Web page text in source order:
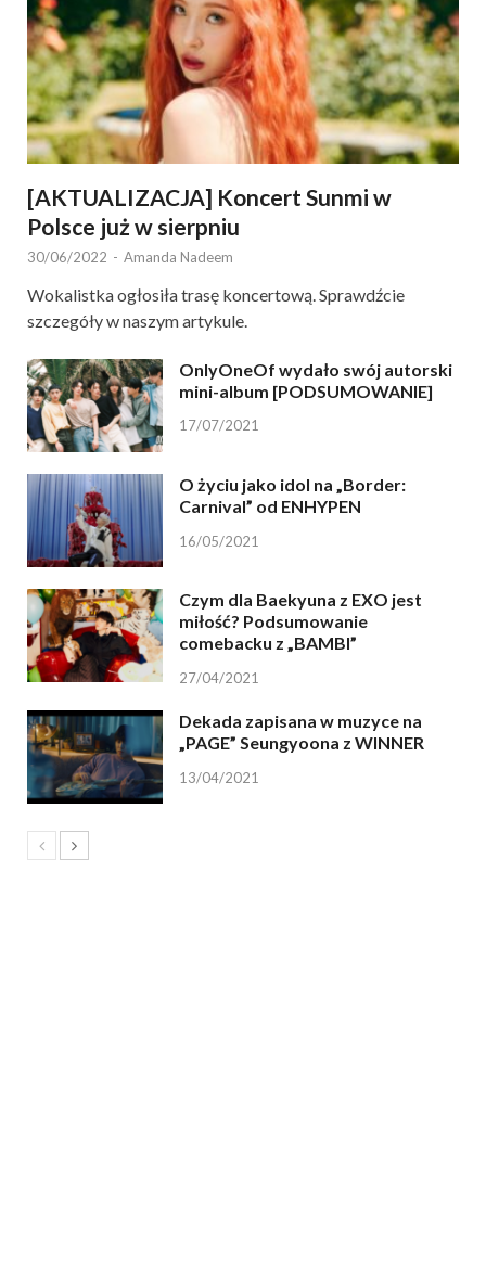
[AKTUALIZACJA] Koncert Sunmi w
Polsce już w sierpniu
30/06/2022 - Amanda Nadeem
Wokalistka ogłosiła trasę koncertową. Sprawdźcie
szczegóły w naszym artykule.
OnlyOneOf wydało swój autorski
mini-album [PODSUMOWANIE]
17/07/2021
O życiu jako idol na „Border:
Carnival” od ENHYPEN
16/05/2021
Czym dla Baekyuna z EXO jest
miłość? Podsumowanie
comebacku z „BAMBI”
27/04/2021
Dekada zapisana w muzyce na
„PAGE” Seungyoona z WINNER
13/04/2021